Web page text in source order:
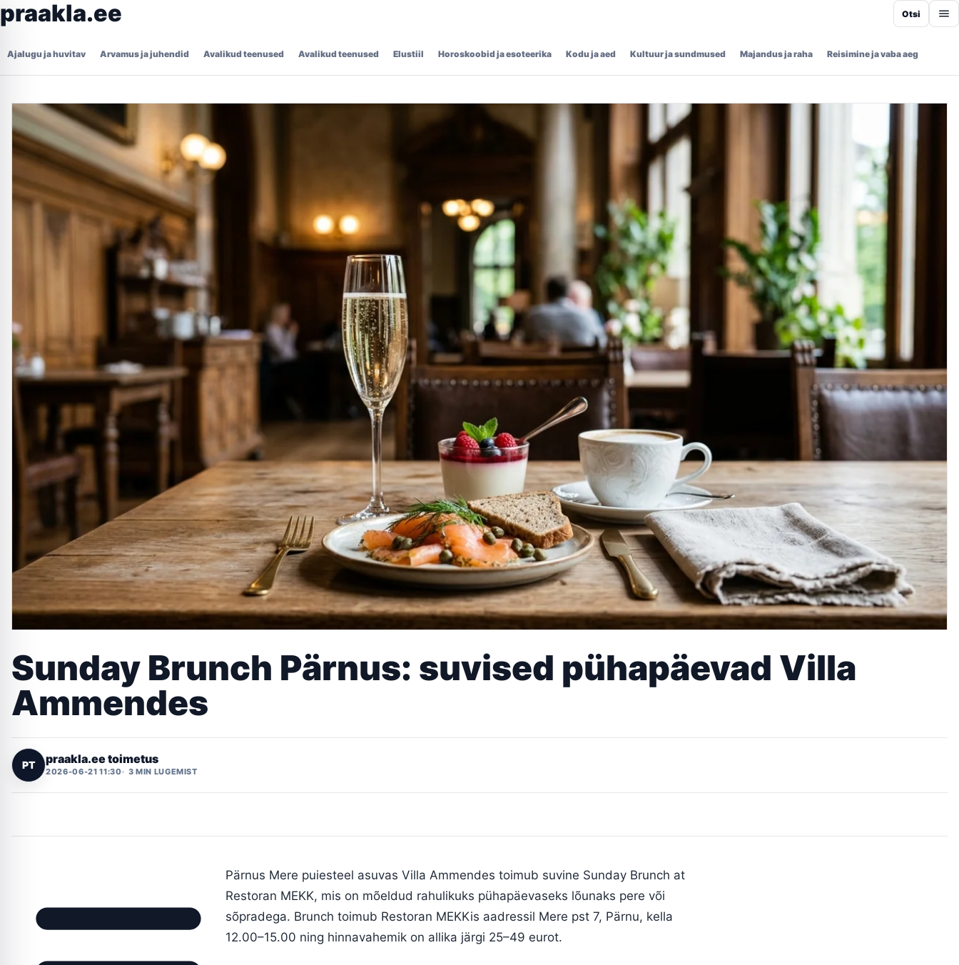
praakla.ee
Ajalugu ja huvitav Arvamus ja juhendid Avalikud teenused Avalikud teenused Elustiil Horoskoobid ja esoteerika Kodu ja aed Kultuur ja sundmused Majandus ja raha Reisimine ja vaba aeg
Otsi
Sunday Brunch Pärnus: suvised pühapäevad Villa
Ammendes
PT praakla.ee toimetus
2026-06-21 11:30 3 MIN LUGEMIST
Pärnus Mere puiesteel asuvas Villa Ammendes toimub suvine Sunday Brunch at
Restoran MEKK, mis on mõeldud rahulikuks pühapäevaseks lõunaks pere või
sõpradega. Brunch toimub Restoran MEKKis aadressil Mere pst 7, Pärnu, kella
12.00–15.00 ning hinnavahemik on allika järgi 25–49 eurot.